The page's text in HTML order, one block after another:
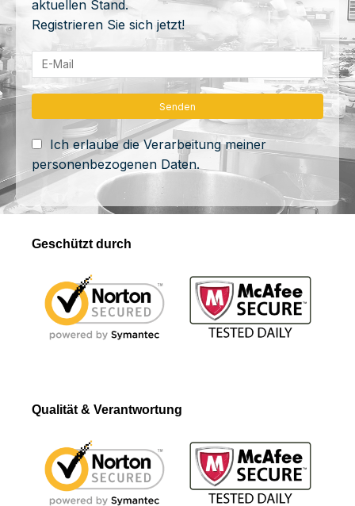
aktuellen Stand.
Registrieren Sie sich jetzt!
Ich erlaube die Verarbeitung meiner
personenbezogenen Daten.
Geschützt durch
Qualität & Verantwortung